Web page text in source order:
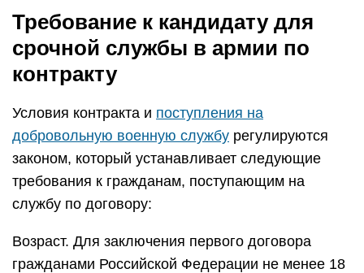
Требование к кандидату для
срочной службы в армии по
контракту
Условия контракта и поступления на
добровольную военную службу регулируются
законом, который устанавливает следующие
требования к гражданам, поступающим на
службу по договору:
Возраст. Для заключения первого договора
гражданами Российской Федерации не менее 18